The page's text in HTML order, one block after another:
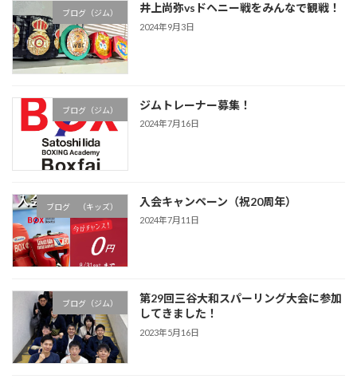
ブログ（ジム） 井上尚弥vsドヘニー戦をみんなで観戦！
2024年9月3日
ブログ（ジム） ジムトレーナー募集！
2024年7月16日
ブログ （キッズ） 入会キャンペーン（祝20周年）
2024年7月11日
ブログ（ジム）
第29回三谷大和スパーリング大会に参加
してきました！
2023年5月16日